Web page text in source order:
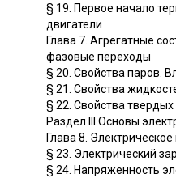
§ 19. Первое начало
двигатели
Глава 7. Агрегатные
фазовые переходы
§ 20. Свойства паров.
§ 21. Свойства
§ 22. Свойства твердых
Раздел III Основы
Глава 8. Электрическое
§ 23. Электрический
§ 24. Напряженность